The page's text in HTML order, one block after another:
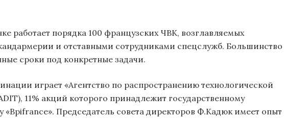
работает порядка 100 французских ЧВК, возглавляемых
и отставными сотрудниками спецслужб. Большинство
сроки под конкретные задачи.
играет «Агентство по распространению технологической
11% акций которого принадлежит государственному
«Bpifrance». Председатель совета директоров Ф.Кадюк имеет опыт